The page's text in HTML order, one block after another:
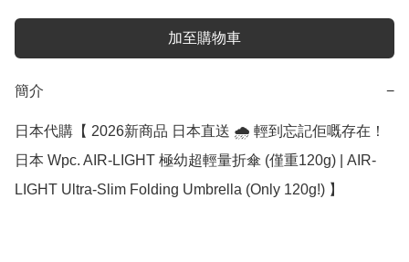
加至購物車
簡介 −
日本代購【 2026新商品 日本直送 🌧️ 輕到忘記佢嘅存在！
日本 Wpc. AIR-LIGHT 極幼超輕量折傘 (僅重120g) | AIR-
LIGHT Ultra-Slim Folding Umbrella (Only 120g!) 】